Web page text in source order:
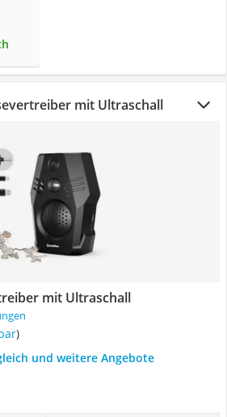
mit Ultraschall
mit Ultraschall
)
und weitere Angebote